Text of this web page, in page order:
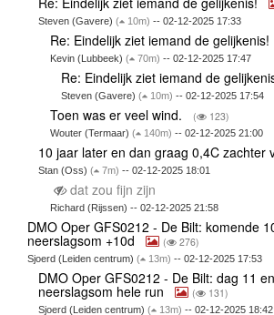
Steven (Gavere)( 10m) -- 02-12-2025 17:33
Re: Eindelijk ziet iemand de gelijkenis!
Kevin (Lubbeek) ( 70m) -- 02-12-2025 17:47
Re: Eindelijk ziet iemand de
Steven (Gavere)( 10m) -- 02-12-2025 17:54
Toen was er veel wind. ( 123)
Wouter (Termaar) ( 140m) -- 02-12-2025 21:00
10 jaar later en dan graag 0,4C zachter
Stan (Oss)( 7m) -- 02-12-2025 18:01
dat zou fijn zijn
Richard (Rijssen) -- 02-12-2025 21:58
DMO Oper GFS0212 - De Bilt: komende
neerslagsom +10d ( 276)
Sjoerd (Leiden centrum) ( 13m) -- 02-12-2025 17:53
DMO Oper GFS0212 - De Bilt: dag 11
neerslagsom hele run ( 131)
Sjoerd (Leiden centrum)( 13m) -- 02-12-2025 18:42